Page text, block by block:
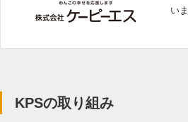
い
KPSの取り組み